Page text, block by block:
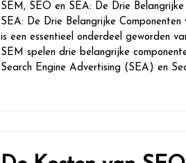
2026
SEM, SEO en SEA: De Drie
SEA: De Drie Belangrijke
is een essentieel onderdeel geworden
SEM spelen drie belangrijke
Search Engine Advertising (SEA) en